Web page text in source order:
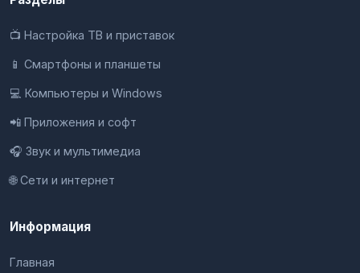
📺 Настройка ТВ и приставок
📱 Смартфоны и планшеты
💻 Компьютеры и Windows
📲 Приложения и софт
🎧 Звук и мультимедиа
🌐 Сети и интернет
Информация
Главная